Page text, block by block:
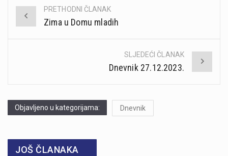
Post
PRETHODNI ČLANAK
Zima u Domu mladih
SLJEDEĆI ČLANAK
Dnevnik 27.12.2023.
Objavljeno u kategorijama: Dnevnik
JOŠ ČLANAKA